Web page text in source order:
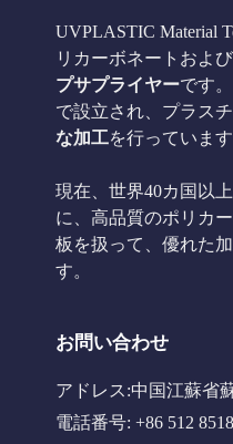
UVPLASTIC Material
リカーボネートおよ
プサプライヤーです
で設立され、プラス
な加工を行っています
現在、世界40カ国以
に、高品質のポリカ
板を扱って、優れた
す。
お問い合わせ
アドレス:中国江蘇省
電話番号: +86 512